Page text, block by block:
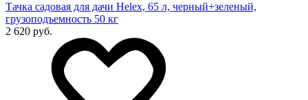
Тачка садовая для дачи Helex, 65 л, черный+зеленый,
грузоподъемность 50 кг
2 620 руб.